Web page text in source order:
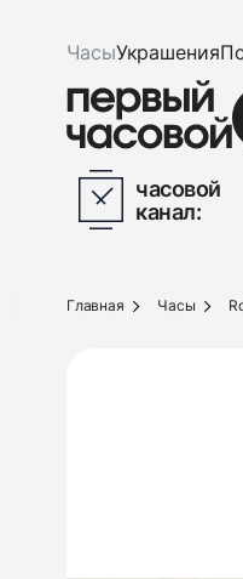
ЧасыУкрашения
часовой
канал:
Главная Часы